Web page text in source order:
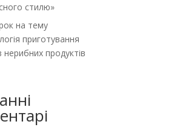
стилю»
на тему
приготування
нерибних продуктів